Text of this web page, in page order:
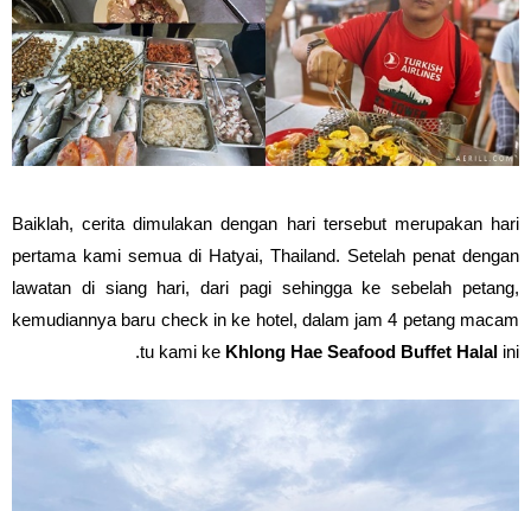
Baiklah, cerita dimulakan dengan hari tersebut merupakan hari
pertama kami semua di Hatyai, Thailand. Setelah penat dengan
lawatan di siang hari, dari pagi sehingga ke sebelah petang,
kemudiannya baru check in ke hotel, dalam jam 4 petang macam
tu kami ke Khlong Hae Seafood Buffet Halal ini.